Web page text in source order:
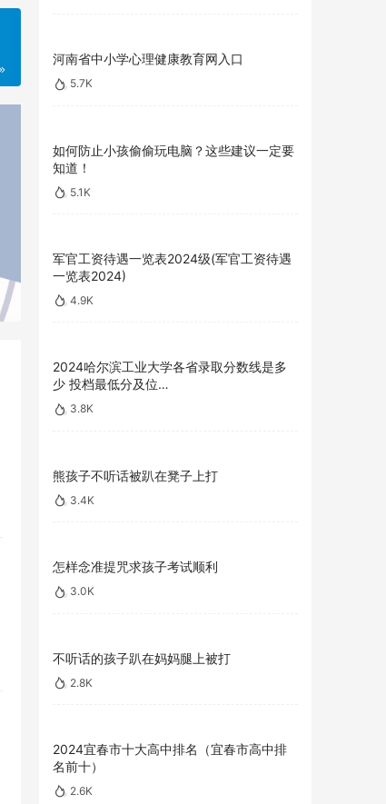
河南省中小学心理健康教育网入口
5.7K
如何防止小孩偷偷玩电脑？这些建议一定要
知道！
5.1K
军官工资待遇一览表2024级(军官工资待遇
一览表2024)
4.9K
2024哈尔滨工业大学各省录取分数线是多
少 投档最低分及位…
3.8K
熊孩子不听话被趴在凳子上打
3.4K
怎样念准提咒求孩子考试顺利
3.0K
不听话的孩子趴在妈妈腿上被打
2.8K
2024宜春市十大高中排名（宜春市高中排
名前十）
2.6K